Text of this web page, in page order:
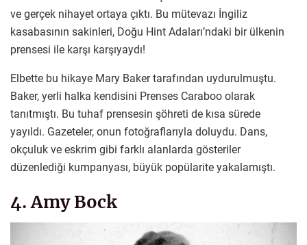
ve gerçek nihayet ortaya çıktı. Bu mütevazı İngiliz
kasabasının sakinleri, Doğu Hint Adaları’ndaki bir ülkenin
prensesi ile karşı karşıyaydı!
Elbette bu hikaye Mary Baker tarafından uydurulmuştu.
Baker, yerli halka kendisini Prenses Caraboo olarak
tanıtmıştı. Bu tuhaf prensesin şöhreti de kısa sürede
yayıldı. Gazeteler, onun fotoğraflarıyla doluydu. Dans,
okçuluk ve eskrim gibi farklı alanlarda gösteriler
düzenlediği kumpanyası, büyük popülarite yakalamıştı.
4. Amy Bock